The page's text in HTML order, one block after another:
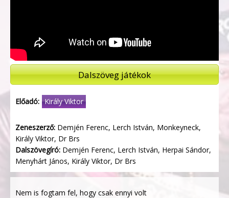
Dalszöveg játékok
Előadó: Király Viktor
Zeneszerző: Demjén Ferenc, Lerch István, Monkeyneck,
Király Viktor, Dr Brs
Dalszövegíró: Demjén Ferenc, Lerch István, Herpai Sándor,
Menyhárt János, Király Viktor, Dr Brs
Nem is fogtam fel, hogy csak ennyi volt